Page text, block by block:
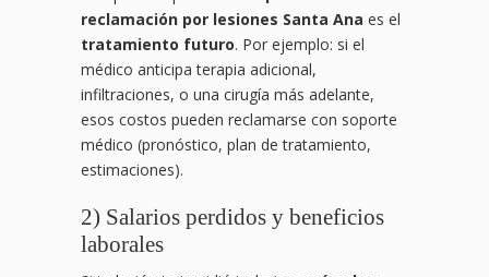
reclamación por lesiones Santa Ana es el
tratamiento futuro. Por ejemplo: si el
médico anticipa terapia adicional,
infiltraciones, o una cirugía más adelante,
esos costos pueden reclamarse con soporte
médico (pronóstico, plan de tratamiento,
estimaciones).
2) Salarios perdidos y beneficios
laborales